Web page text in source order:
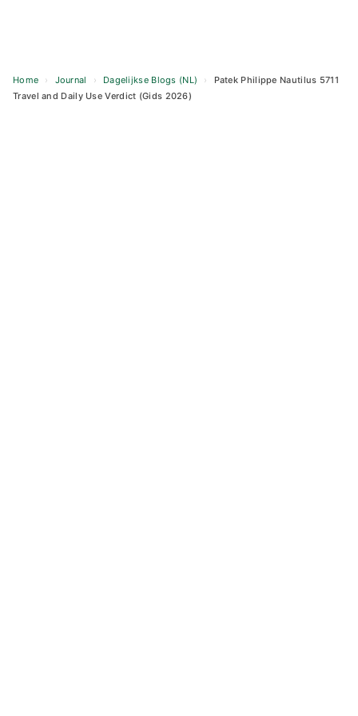
Home › Journal › Dagelijkse Blogs (NL) ›
Patek Philippe Nautilus 5711
Travel and Daily Use Verdict (Gids 2026)